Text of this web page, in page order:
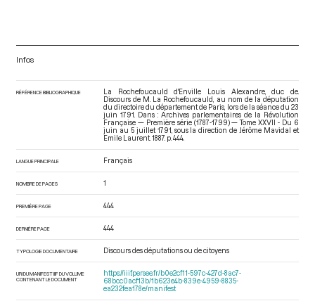
Infos
RÉFÉRENCE BIBLIOGRAPHIQUE
La Rochefoucauld d'Enville Louis Alexandre, duc de.
Discours de M. La Rochefoucauld, au nom de la députation
du directoire du département de Paris, lors de la séance du 23
juin 1791. Dans : Archives parlementaires de la Révolution
Française — Première série (1787-1799) — Tome XXVII - Du 6
juin au 5 juillet 1791 , sous la direction de Jérôme Mavidal et
Emile Laurent. 1887. p. 444.
LANGUE PRINCIPALE Français
NOMBRE DE PAGES 1
PREMIÈRE PAGE 444
DERNIÈRE PAGE 444
TYPOLOGIE DOCUMENTAIRE Discours des députations ou de citoyens
URI DU MANIFEST IIIF DU VOLUME
CONTENANT LE DOCUMENT
https://iiif.persee.fr/b0e2cf11-597c-427d-8ac7-
68bcc0acf13b/1b623e4b-839e-4959-8835-
ea232fea178e/manifest